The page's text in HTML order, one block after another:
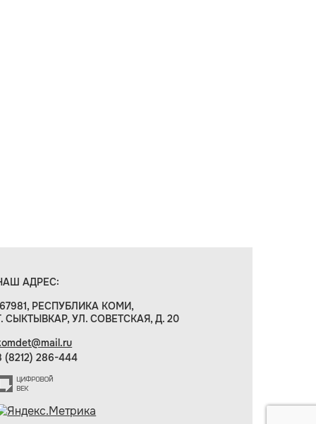
АДРЕС:
РЕСПУБЛИКА КОМИ,
СЫКТЫВКАР, УЛ. СОВЕТСКАЯ, Д. 20
(8212) 286-444